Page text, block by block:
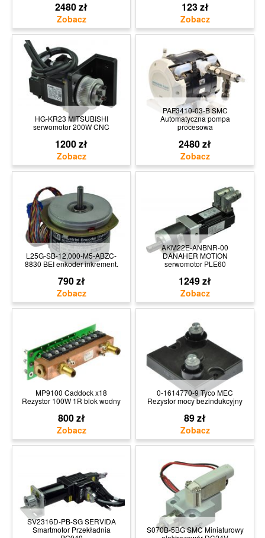
2480 zł 123 zł
HG-KR23 MITSUBISHI
serwomotor 200W CNC
1200 zł
PAF3410-03-B SMC
Automatyczna pompa
procesowa
2480 zł
L25G-SB-12,000-M5-ABZC-
8830 BEI enkoder inkrement.
790 zł
AKM22E-ANBNR-00
DANAHER MOTION
serwomotor PLE60
1249 zł
MP9100 Caddock x18
Rezystor 100W 1R blok wodny
800 zł
0-1614770-9 Tyco MEC
Rezystor mocy bezindukcyjny
89 zł
SV2316D-PB-SG SERVIDA
Smartmotor Przekładnia
S070B-5BG SMC Miniaturowy